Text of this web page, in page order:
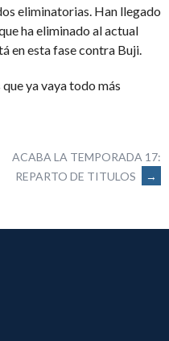
eliminatorias. Han llegado
ha eliminado al actual
en esta fase contra Buji.
ya vaya todo más
ACABA LA TEMPORADA 17:
REPARTO DE TITULOS
→